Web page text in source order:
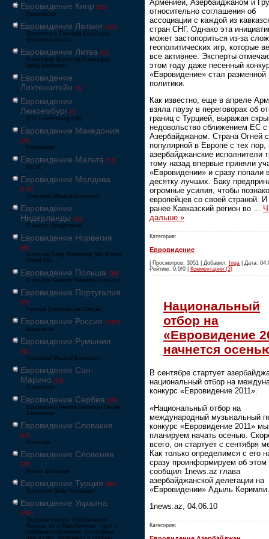
Евровидение Кипр [52]
Γιουροβίζιον
Евровидение Латвия [125]
Eirodziesma Eirovīzija Eirovīzijas
dziesmu konkurss
Евровидение Литва [65]
Eurovizijoje Eurovizija Eurovizijos
dainų konkursas
Евровидение
Лихтенштейн [6]
Евровидение
Люксембург [6]
RTL Luxembourg LSC
Евровидение Македония
[24]
Евровизија
Евровидение Мальта [51]
MESC
Евровидение Молдова
[134]
Concursul Muzical Eurovision
Евровидение
Нидерланды [26]
Eurovisie Songfestival
Евровидение Норвегия
[39]
Eurosong Sang Ryddesalg Nrk Melodi
Grand Prix
Евровидение Польша [36]
Eurowizja Konkurs Piosenki Eurowizji
Евровидение Португалия
[25]
Festival Eurovisão da Canção
Евровидение Россия [1062]
Европесня
Евровидение Румыния
[41]
Concursul Muzical Eurovision
Евровидение Сан-
Марино [23]
Eurovisione
Евровидение Сербия [39]
Еуровисион Pesma Evrovizije Песма
Евровизије
Евровидение Словакия
[13]
Eurovízia
Евровидение Словения
[26]
Pesem Evrovizije
Евровидение Турция [66]
Eurovision Şarkı Yarışması
Евровидение Украина
[796]
Пісенний конкурс Євробачення
Конкурс пісні Євробачення - одне з
найбільш популярних телевізійних
шоу в світі, проводиться щорічно,
Арменией, Азербайджаном и
относительно соглашения об
ассоциации с каждой из
стран СНГ. Однако эта
может застопориться из-за
геополитических игр, которые
все активнее. Эксперты
этом году даже песенный
«Евровидение» стал разменной
политики.
Как известно, еще в апреле
взяла паузу в переговорах об
границ с Турцией, выражая
недовольство сближением ЕС с
Азербайджаном. Страна Огней
популярной в Европе с тех пор,
азербайджанские исполнители
тому назад впервые приняли
«Евровидении» и сразу попали
десятку лучших. Баку
огромные усилия, чтобы
европейцев со своей страной.
ранее Кавказский регион во
дальше »
Категория:
Евровидение
| Просмотров: 3051 | Добавил: Inga | Дата:
Рейтинг: 0.0/0 | Комментарии (3)
Национальный
отбор на
«Евровидение
начнется
В сентябре стартует
национальный отбор на
конкурс «Евровидение 2011».
«Национальный отбор на
международный музыкальный
конкурс «Евровидение 2011» мы
планируем начать осенью.
всего, он стартует с сентября
Как только определимся с его
сразу проинформируем об
сообщил 1news.az глава
азербайджанской делегации на
«Евровидении» Адыль Керимли.
1news.az, 04.06.10
Категория: